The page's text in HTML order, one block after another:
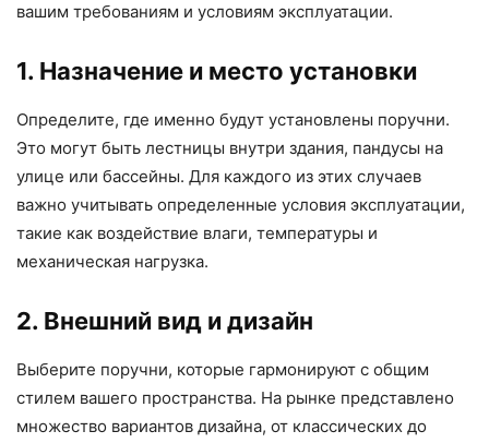
вашим требованиям и условиям эксплуатации.
1. Назначение и место установки
Определите, где именно будут установлены поручни.
Это могут быть лестницы внутри здания, пандусы на
улице или бассейны. Для каждого из этих случаев
важно учитывать определенные условия эксплуатации,
такие как воздействие влаги, температуры и
механическая нагрузка.
2. Внешний вид и дизайн
Выберите поручни, которые гармонируют с общим
стилем вашего пространства. На рынке представлено
множество вариантов дизайна, от классических до